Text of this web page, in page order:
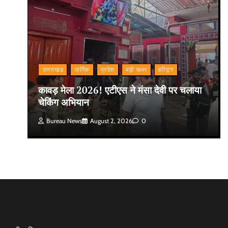
उत्तराखंड धार्मिक प्रदेश बड़ी खबर हरिद्वार
कावड़ मेला 2026! एटीएस ने मंसा देवी पर चलाया
चेकिंग अभियान
Bureau News August 2, 2026 0